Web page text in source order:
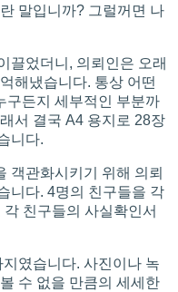
말입니까? 그럴꺼면 나
끌었더니, 의뢰인은 오래
해냈습니다. 통상 어떤
구든지 세부적인 부분까
서 결국 A4 용지로 28장
니다.
객관화시키기 위해 의뢰
니다. 4명의 친구들을 각
친구들의 사실확인서
였습니다. 사진이나 녹
수 없을 만큼의 세세한